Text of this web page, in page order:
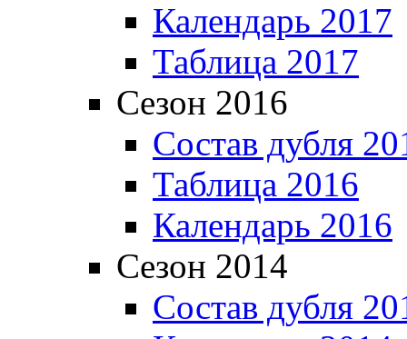
Календарь 2017
Таблица 2017
Сезон 2016
Состав дубля
Таблица 2016
Календарь 2016
Сезон 2014
Состав дубля